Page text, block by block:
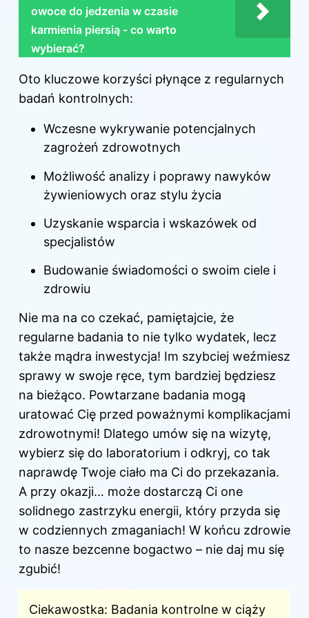
owoce do jedzenia w czasie
karmienia piersią - co warto
wybierać?
Oto kluczowe korzyści płynące z regularnych
badań kontrolnych:
Wczesne wykrywanie potencjalnych
zagrożeń zdrowotnych
Możliwość analizy i poprawy nawyków
żywieniowych oraz stylu życia
Uzyskanie wsparcia i wskazówek od
specjalistów
Budowanie świadomości o swoim ciele i
zdrowiu
Nie ma na co czekać, pamiętajcie, że
regularne badania to nie tylko wydatek, lecz
także mądra inwestycja! Im szybciej weźmiesz
sprawy w swoje ręce, tym bardziej będziesz
na bieżąco. Powtarzane badania mogą
uratować Cię przed poważnymi komplikacjami
zdrowotnymi! Dlatego umów się na wizytę,
wybierz się do laboratorium i odkryj, co tak
naprawdę Twoje ciało ma Ci do przekazania.
A przy okazji… może dostarczą Ci one
solidnego zastrzyku energii, który przyda się
w codziennych zmaganiach! W końcu zdrowie
to nasze bezcenne bogactwo – nie daj mu się
zgubić!
Ciekawostka: Badania kontrolne w ciąży